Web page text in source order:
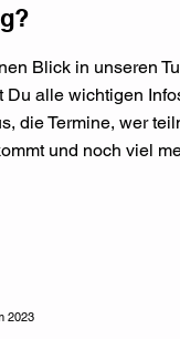
Blick in unseren
Du alle wichtigen
die Termine, wer
und noch viel
2023